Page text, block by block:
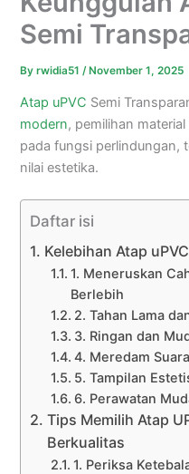
Semi
Byrwidia51 /November 1, 2025
Atap uPVC Semi
modern, pemilihan
pada fungsi perlindungan,
nilai estetika.
Daftar isi
Kelebihan Atap
1. Meneruskan
Berlebih
2. Tahan Lama
3. Ringan dan
4. Meredam
5. Tampilan
6. Perawatan
Tips Memilih Atap
Berkualitas
1. Periksa